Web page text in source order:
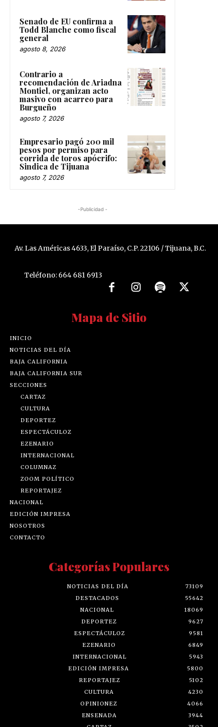
Senado de EU confirma a
Todd Blanche como fiscal
general
agosto 8, 2026
Contrario a
recomendación de Ariadna
Montiel, organizan acto
masivo con acarreo para
Burgueño
agosto 7, 2026
Empresario pagó 200 mil
pesos por permiso para
corrida de toros apócrifo:
Sindica de Tijuana
agosto 7, 2026
-Publicidad -
Av. Las Américas 4633, El Paraíso, C.P. 22106 / Tijuana, B.C.
Teléfono: 664 681 6913
Mapa de Sitio
INICIO
NOTICIAS DEL DÍA
BAJA CALIFORNIA
BAJA CALIFORNIA SUR
SECCIONES
CARTAZ
CULTURA
DEPORTEZ
ESPECTÁCULOZ
EZENARIO
INTERNACIONAL
COLUMNAZ
ZOOM POLÍTICO
REPORTAJEZ
NACIONAL
EDICIÓN IMPRESA
NOSOTROS
CONTACTO
Categorías Populares
NOTICIAS DEL DÍA
73109
DESTACADOS
55642
NACIONAL
18069
DEPORTEZ
9627
ESPECTÁCULOZ
9581
EZENARIO
6849
INTERNACIONAL
5943
EDICIÓN IMPRESA
5800
REPORTAJEZ
5102
CULTURA
4230
OPINIONEZ
4066
ENSENADA
3944